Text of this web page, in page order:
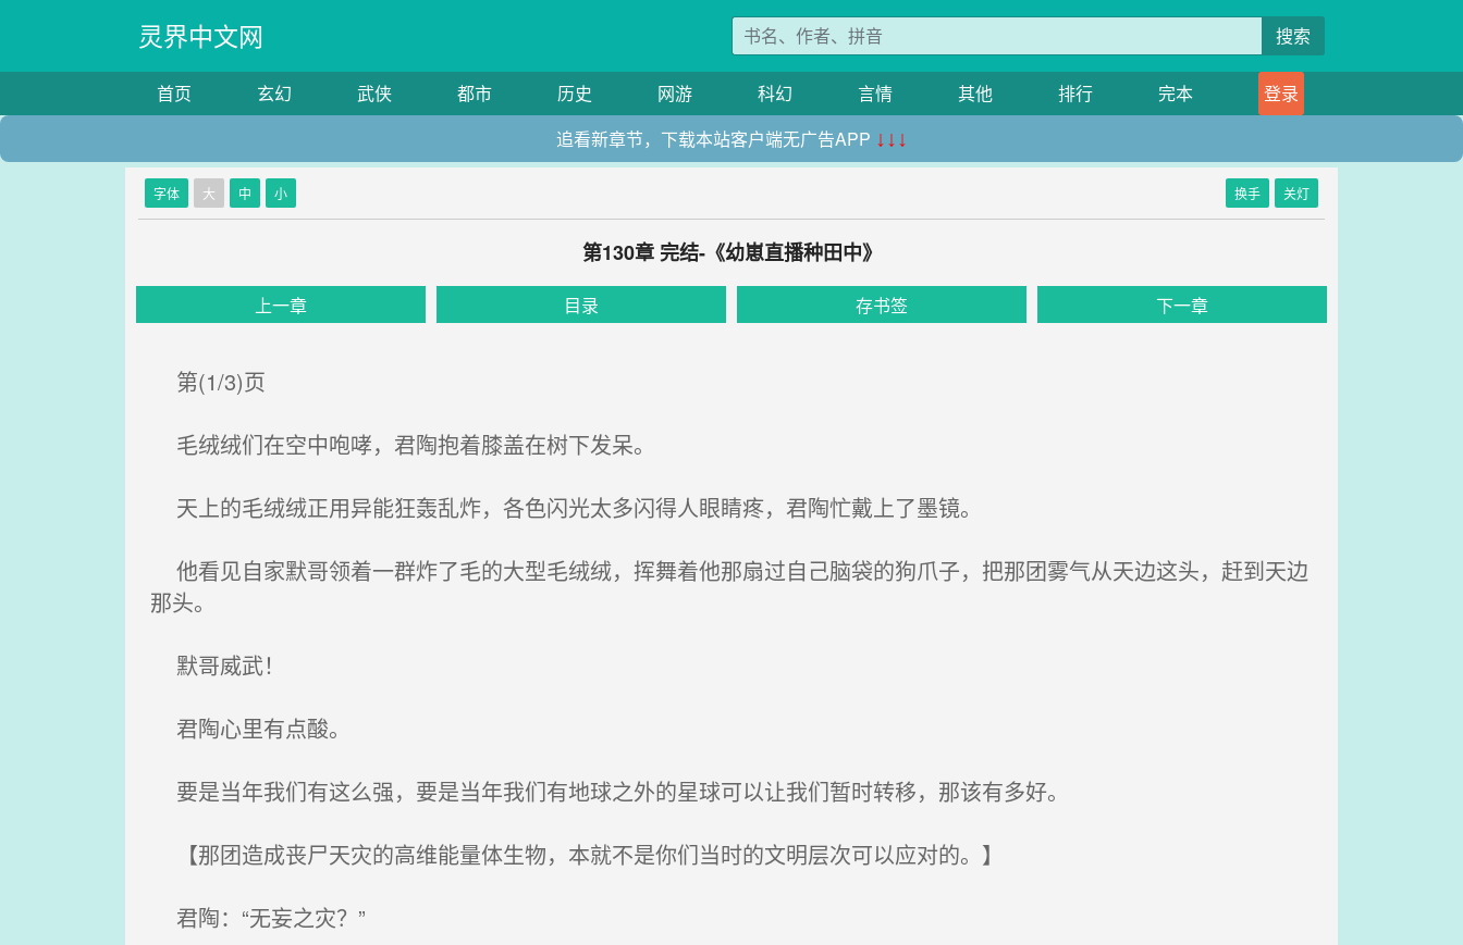
灵界中文网 搜索
首页 玄幻 武侠 都市 历史 网游 科幻 言情 其他 排行 完本
登录
追看新章节，下载本站客户端无广告APP ↓↓↓
字体 大 中 小 换手 关灯
第130章 完结-《幼崽直播种田中》
上一章 目录 存书签 下一章
第(1/3)页
毛绒绒们在空中咆哮，君陶抱着膝盖在树下发呆。
天上的毛绒绒正用异能狂轰乱炸，各色闪光太多闪得人眼睛疼，君陶忙戴上了墨镜。
他看见自家默哥领着一群炸了毛的大型毛绒绒，挥舞着他那扇过自己脑袋的狗爪子，把那团雾气从天边这头，赶到天边
那头。
默哥威武！
君陶心里有点酸。
要是当年我们有这么强，要是当年我们有地球之外的星球可以让我们暂时转移，那该有多好。
【那团造成丧尸天灾的高维能量体生物，本就不是你们当时的文明层次可以应对的。】
君陶：“无妄之灾？”